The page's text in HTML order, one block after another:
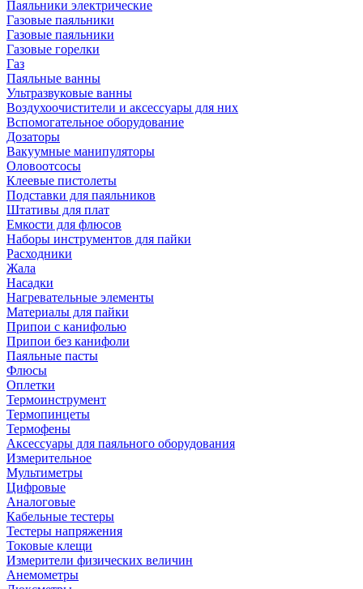
Паяльники электрические
Газовые паяльники
Газовые паяльники
Газовые горелки
Газ
Паяльные ванны
Ультразвуковые ванны
Воздухоочистители и аксессуары для них
Вспомогательное оборудование
Дозаторы
Вакуумные манипуляторы
Оловоотсосы
Клеевые пистолеты
Подставки для паяльников
Штативы для плат
Емкости для флюсов
Наборы инструментов для пайки
Расходники
Жала
Насадки
Нагревательные элементы
Материалы для пайки
Припои с канифолью
Припои без канифоли
Паяльные пасты
Флюсы
Оплетки
Термоинструмент
Термопинцеты
Термофены
Аксессуары для паяльного оборудования
Измерительное
Мультиметры
Цифровые
Аналоговые
Кабельные тестеры
Тестеры напряжения
Токовые клещи
Измерители физических величин
Анемометры